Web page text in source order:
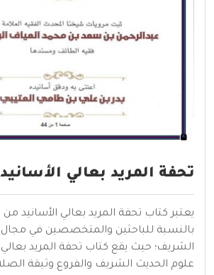
تحفة المريد بعالي الأسانيد
يعتبر كتاب تحفة المريد بعالي الأسانيد من
بالنسبة للباحثين والمتخصصين في
الشريف؛ حيث يقع كتاب تحفة المريد
علوم الحديث الشريف والفروع وثيقة